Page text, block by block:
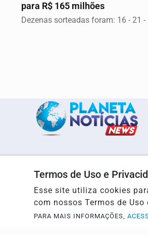
para R$ 165 milhões
Dezenas sorteadas foram: 16 - 21 -
Ciência & Tecnologia
Agro
Termos de Uso e
Esse site utiliza cookies
com nossos Termos de Uso
PARA MAIS INFORMAÇÕES,